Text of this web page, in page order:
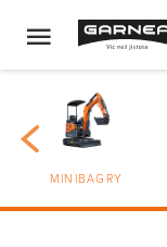
MINIBAGRY